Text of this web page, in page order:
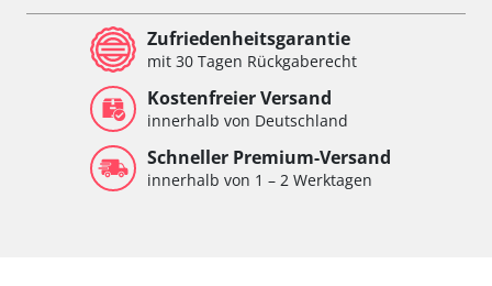
Zufriedenheitsgarantie
mit 30 Tagen Rückgaberecht
Kostenfreier Versand
innerhalb von Deutschland
Schneller Premium-Versand
innerhalb von 1 – 2 Werktagen